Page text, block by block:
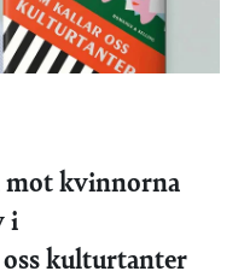
mot kvinnorna
i
kulturtanter